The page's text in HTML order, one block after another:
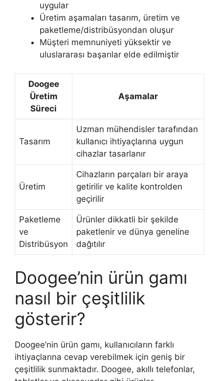
uygular
Üretim aşamaları tasarım, üretim ve
paketleme/distribüsyondan oluşur
Müşteri memnuniyeti yüksektir ve
uluslararası başarılar elde edilmiştir
Doogee
Üretim
Süreci
Aşamalar
Tasarım
Uzman mühendisler tarafından
kullanıcı ihtiyaçlarına uygun
cihazlar tasarlanır
Üretim
Cihazların parçaları bir araya
getirilir ve kalite kontrolden
geçirilir
Paketleme
ve
Distribüsyon
Ürünler dikkatli bir şekilde
paketlenir ve dünya geneline
dağıtılır
Doogee’nin ürün gamı
nasıl bir çeşitlilik
gösterir?
Doogee’nin ürün gamı, kullanıcıların farklı
ihtiyaçlarına cevap verebilmek için geniş bir
çeşitlilik sunmaktadır. Doogee, akıllı telefonlar,